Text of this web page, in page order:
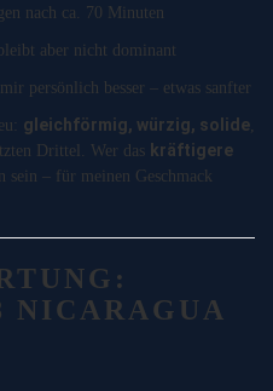
nach ca. 70 Minuten
aber nicht dominant
persönlich besser – etwas sanfter
gleichförmig, würzig, solide
Drittel. Wer das kräftigere
sein – für meinen Geschmack